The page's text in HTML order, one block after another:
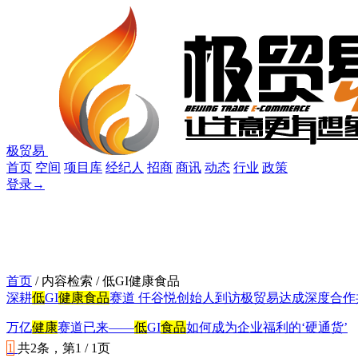
极贸易
首页 空间 项目库 经纪人 招商 商讯 动态 行业 政策
登录→
首页 / 内容检索 / 低GI健康食品
深耕低GI健康食品赛道 仟谷悦创始人到访极贸易达成深度合
万亿健康赛道已来——低GI食品如何成为企业福利的‘硬通货’
1 共2条，第1 / 1页